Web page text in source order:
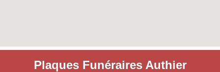
Plaques Funéraires Authier